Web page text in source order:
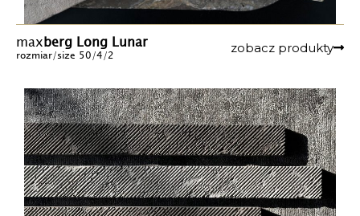
maxberg Long Lunar
rozmiar/size 50/4/2 zobacz produkty